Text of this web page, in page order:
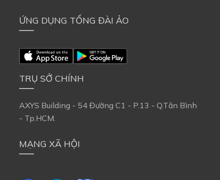
ỨNG DỤNG TỔNG ĐÀI ẢO
TRỤ SỞ CHÍNH
AXYS Building - 54 Đường C1 - P.13 - Q.Tân Bình
- Tp.HCM.
MẠNG XÃ HỘI